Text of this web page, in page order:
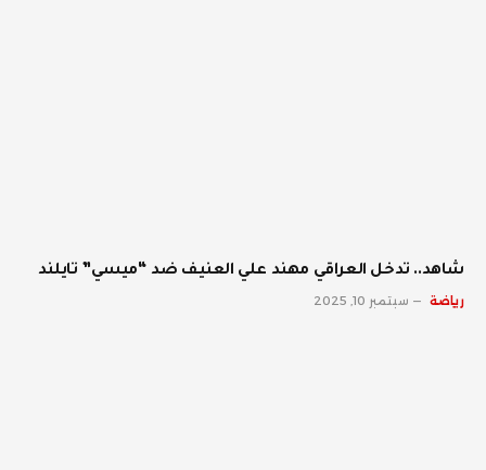
شاهد.. تدخل العراقي مهند علي العنيف ضد “ميسي” تايلند
رياضة سبتمبر 10, 2025